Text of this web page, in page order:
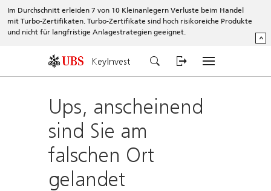
Im Durchschnitt erleiden 7 von 10 Kleinanlegern Verluste beim Handel
mit Turbo-Zertifikaten. Turbo-Zertifikate sind hoch risikoreiche Produkte
und nicht für langfristige Anlagestrategien geeignet.
^
KeyInvest
Ups, anscheinend
sind Sie am
falschen Ort
gelandet